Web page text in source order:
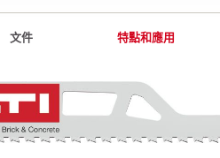
文件 特點和應用